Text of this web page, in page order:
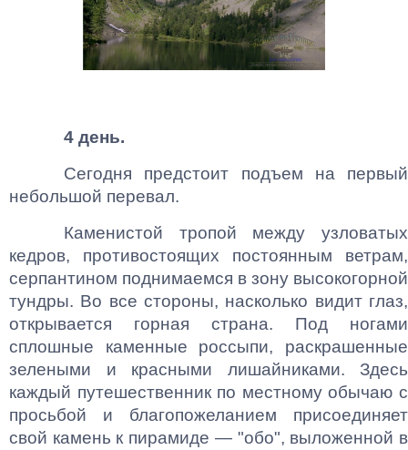
4 день.
Сегодня предстоит подъем на первый
небольшой перевал.
Каменистой тропой между узловатых
кедров, противостоящих постоянным ветрам,
серпантином поднимаемся в зону высокогорной
тундры. Во все стороны, насколько видит глаз,
открывается горная страна. Под ногами
сплошные каменные россыпи, раскрашенные
зелеными и красными лишайниками. Здесь
каждый путешественник по местному обычаю с
просьбой и благопожеланием присоединяет
свой камень к пирамиде — "обо", выложенной в